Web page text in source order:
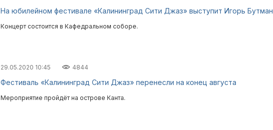
На юбилейном фестивале «Калининград Сити Джаз» выступит Игорь Бутман
Концерт состоится в Кафедральном соборе.
29.05.2020 10:45 4844
Фестиваль «Калининград Сити Джаз» перенесли на конец августа
Мероприятие пройдёт на острове Канта.